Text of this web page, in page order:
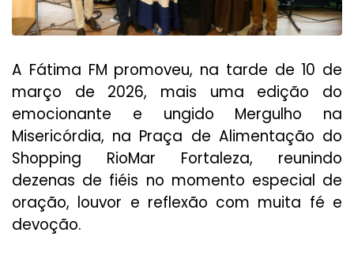
A Fátima FM promoveu, na tarde de 10 de
março de 2026, mais uma edição do
emocionante e ungido Mergulho na
Misericórdia, na Praça de Alimentação do
Shopping RioMar Fortaleza, reunindo
dezenas de fiéis no momento especial de
oração, louvor e reflexão com muita fé e
devoção.